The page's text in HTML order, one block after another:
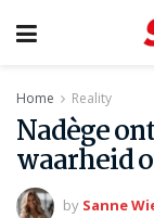
Home Reality
Nadège
waarheid
by Sanne